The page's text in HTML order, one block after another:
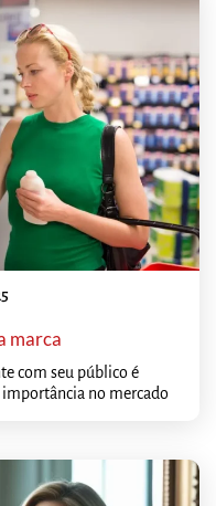
marca
com seu público é
no mercado